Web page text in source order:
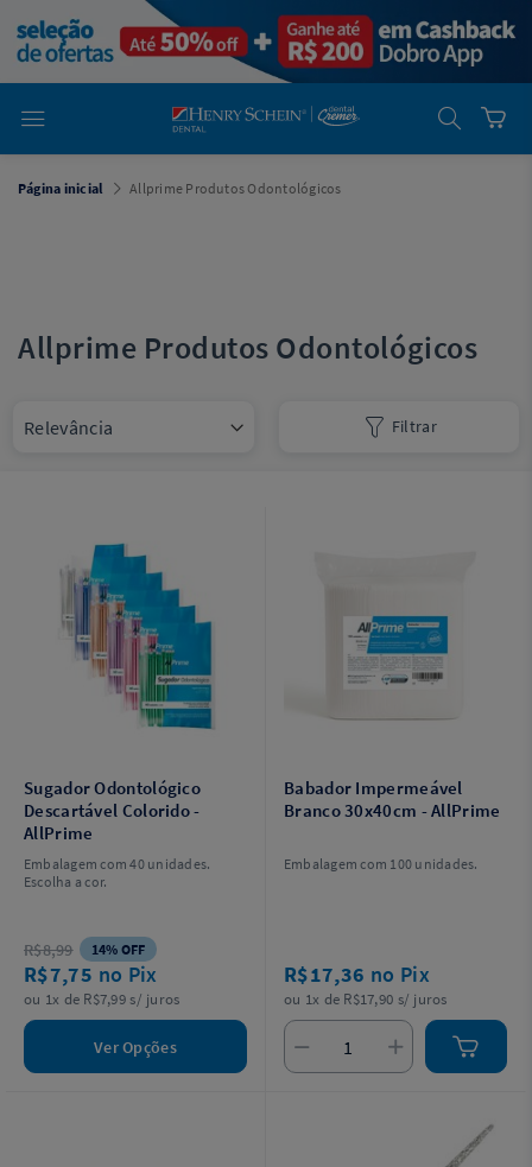
Dental
Cremer -
Henry Schein
Laboratório
Laboratório
emDental
Cremer
Simples
Página inicial Allprime Produtos Odontológicos
Allprime Produtos Odontológicos
Sugador Odontológico
Descartável Colorido -
AllPrime
Embalagem com 40 unidades.
Escolha a cor.
R$8,99 14% OFF
R$7,75 no Pix
ou 1x de R$7,99 s/ juros
Ver Opções
Babador Impermeável
Branco 30x40cm - AllPrime
Embalagem com 100 unidades.
R$17,36 no Pix
ou 1x de R$17,90 s/ juros
Filtrar